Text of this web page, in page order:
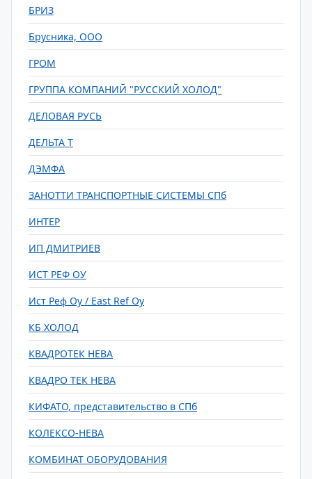
БРИЗ
Брусника, ООО
ГРОМ
ГРУППА КОМПАНИЙ "РУССКИЙ ХОЛОД"
ДЕЛОВАЯ РУСЬ
ДЕЛЬТА Т
ДЭМФА
ЗАНОТТИ ТРАНСПОРТНЫЕ СИСТЕМЫ СПб
ИНТЕР
ИП ДМИТРИЕВ
ИСТ РЕФ ОУ
Ист Реф Оу / East Ref Oy
КБ ХОЛОД
КВАДРОТЕК НЕВА
КВАДРО ТЕК НЕВА
КИФАТО, представительство в СПб
КОЛЕКСО-НЕВА
КОМБИНАТ ОБОРУДОВАНИЯ